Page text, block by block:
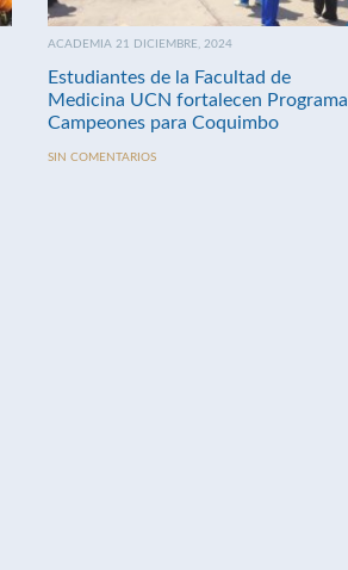
ACADEMIA 21 DICIEMBRE, 2024
Estudiantes de la Facultad de
Medicina UCN fortalecen Programa
Campeones para Coquimbo
SIN COMENTARIOS